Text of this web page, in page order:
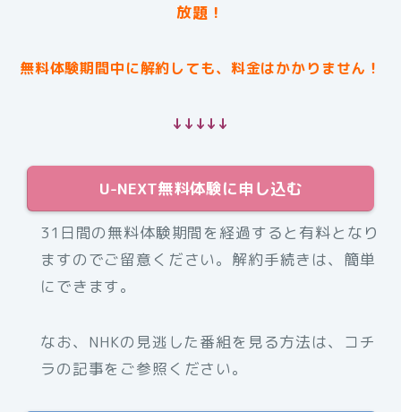
放題！
無料体験期間中に解約しても、料金はかかりません！
↓↓↓↓↓
U-NEXT無料体験に申し込む
31日間の無料体験期間を経過すると有料となり
ますのでご留意ください。解約手続きは、簡単
にできます。
なお、NHKの見逃した番組を見る方法は、コチ
ラの記事をご参照ください。